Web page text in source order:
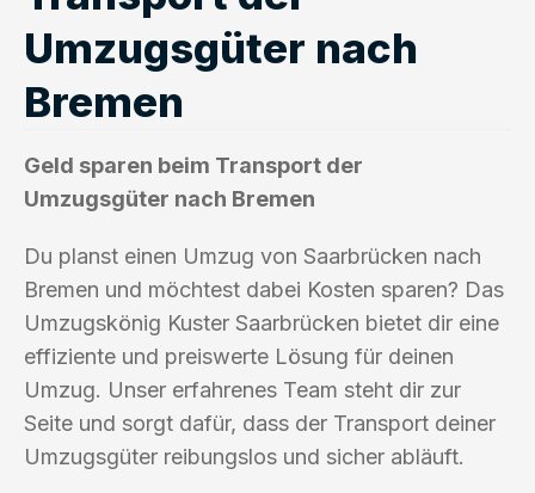
Umzugsgüter nach
Bremen
Geld sparen beim Transport der
Umzugsgüter nach Bremen
Du planst einen Umzug von Saarbrücken nach
Bremen und möchtest dabei Kosten sparen? Das
Umzugskönig Kuster Saarbrücken bietet dir eine
effiziente und preiswerte Lösung für deinen
Umzug. Unser erfahrenes Team steht dir zur
Seite und sorgt dafür, dass der Transport deiner
Umzugsgüter reibungslos und sicher abläuft.